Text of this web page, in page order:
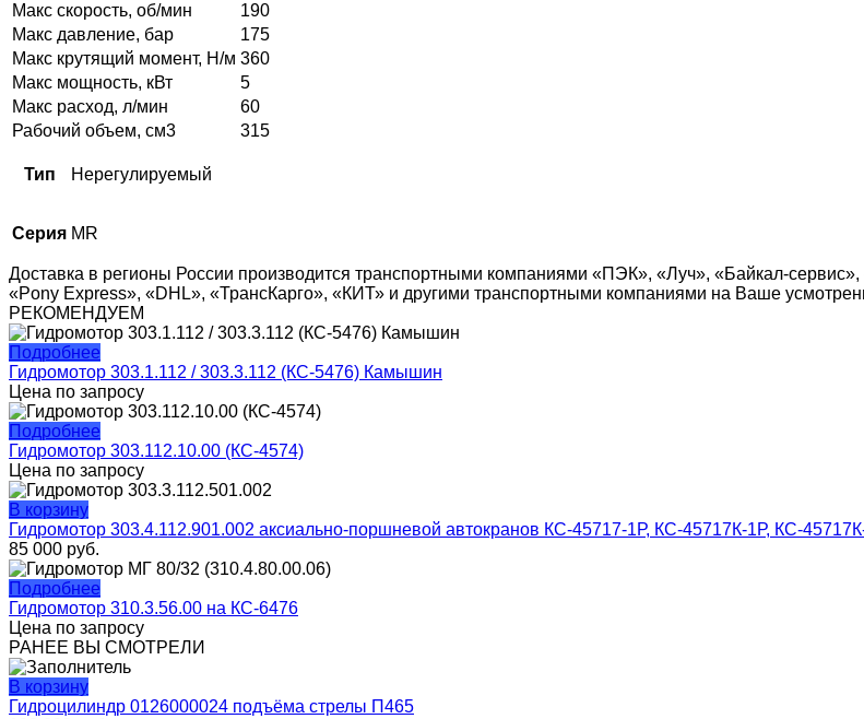
Макс скорость, об/мин
190
Макс давление, бар
175
Макс крутящий момент, Н/м 360
Макс мощность, кВт
5
Макс расход, л/мин
60
Рабочий объем, см3
315
Тип Нерегулируемый
Серия MR
Доставка в регионы России производится транспортными компаниями «ПЭК», «Луч», «Байкал-
«Pony Express», «DHL», «ТрансКарго», «КИТ» и другими транспортными компаниями на Ваше
РЕКОМЕНДУЕМ
Подробнее
Гидромотор 303.1.112 / 303.3.112 (КС-5476) Камышин
Цена по запросу
Подробнее
Гидромотор 303.112.10.00 (КС-4574)
Цена по запросу
В корзину
Гидромотор 303.4.112.901.002 аксиально-поршневой автокранов КС-45717-1Р, КС-45717К-1Р, КС-
85 000 руб.
Подробнее
Гидромотор 310.3.56.00 на КС-6476
Цена по запросу
РАНЕЕ ВЫ СМОТРЕЛИ
В корзину
Гидроцилиндр 0126000024 подъёма стрелы П465